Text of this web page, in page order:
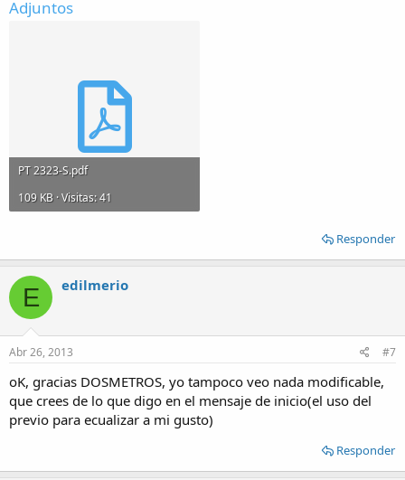
Adjuntos
PT 2323-S.pdf
109 KB · Visitas: 41
Responder
E edilmerio
Abr 26, 2013 #7
oK, gracias DOSMETROS, yo tampoco veo nada modificable,
que crees de lo que digo en el mensaje de inicio(el uso del
previo para ecualizar a mi gusto)
Responder